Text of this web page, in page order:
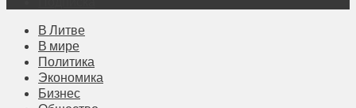
В Литве
В мире
Политика
Экономика
Бизнес